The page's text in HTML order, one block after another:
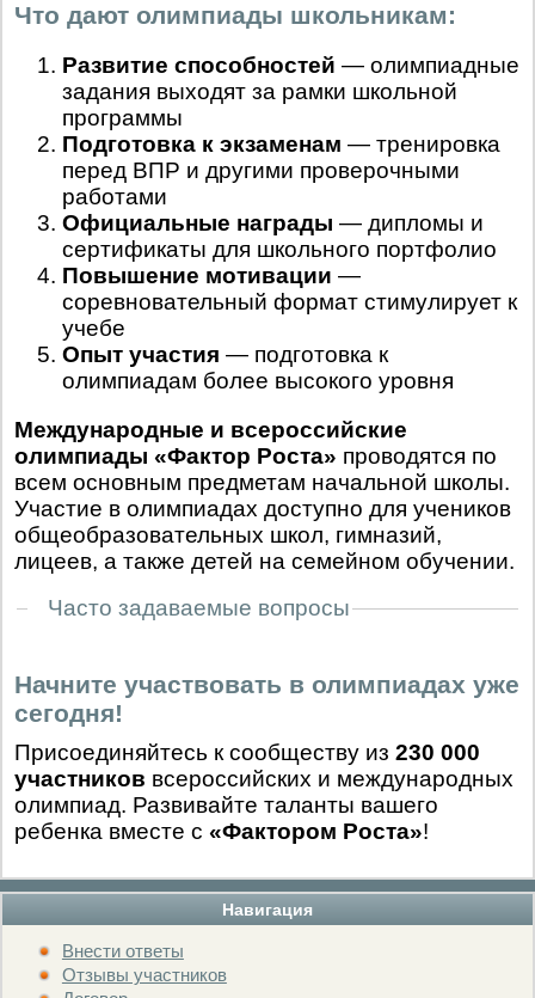
Навигация
Внести ответы
Отзывы участников
Что дают олимпиады школьникам:
Развитие способностей — олимпиадные
задания выходят за рамки школьной
программы
Подготовка к экзаменам — тренировка
перед ВПР и другими проверочными
работами
Официальные награды — дипломы и
сертификаты для школьного портфолио
Повышение мотивации —
соревновательный формат стимулирует к
учебе
Опыт участия — подготовка к
олимпиадам более высокого уровня
Международные и всероссийские
олимпиады «Фактор Роста» проводятся по
всем основным предметам начальной школы.
Участие в олимпиадах доступно для учеников
общеобразовательных школ, гимназий,
лицеев, а также детей на семейном обучении.
Часто задаваемые вопросы
Начните участвовать в олимпиадах уже
сегодня!
Присоединяйтесь к сообществу из 230 000
участников всероссийских и международных
олимпиад. Развивайте таланты вашего
ребенка вместе с «Фактором Роста»!